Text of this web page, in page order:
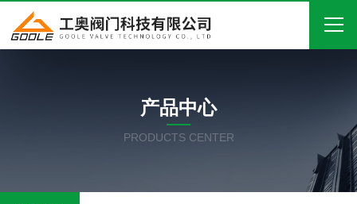
关于我们
产品中心
产品中心
PRODUCTS CENTER